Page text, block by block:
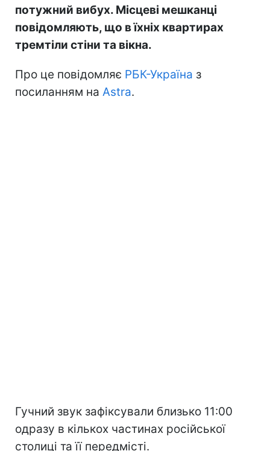
потужний вибух. Місцеві мешканці
повідомляють, що в їхніх квартирах
тремтіли стіни та вікна.
Про це повідомляє РБК-Україна з
посиланням на Astra.
Гучний звук зафіксували близько 11:00
одразу в кількох частинах російської
столиці та її передмісті.